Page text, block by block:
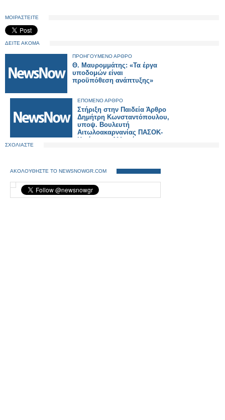
ΜΟΙΡΑΣΤΕΙΤΕ
ΔΕΙΤΕ ΑΚΟΜΑ
ΠΡΟΗΓΟΥΜΕΝΟ ΑΡΘΡΟ
Θ. Μαυρομμάτης: «Τα έργα
υποδομών είναι
προϋπόθεση ανάπτυξης»
ΕΠΟΜΕΝΟ ΑΡΘΡΟ
Στήριξη στην Παιδεία Άρθρο
Δημήτρη Κωνσταντόπουλου,
υποψ. Βουλευτή
Αιτωλοακαρνανίας ΠΑΣΟΚ-
Κινήματος Αλλαγής
ΣΧΟΛΙΑΣΤΕ
ΑΚΟΛΟΥΘΗΣΤΕ ΤΟ NEWSNOWGR.COM